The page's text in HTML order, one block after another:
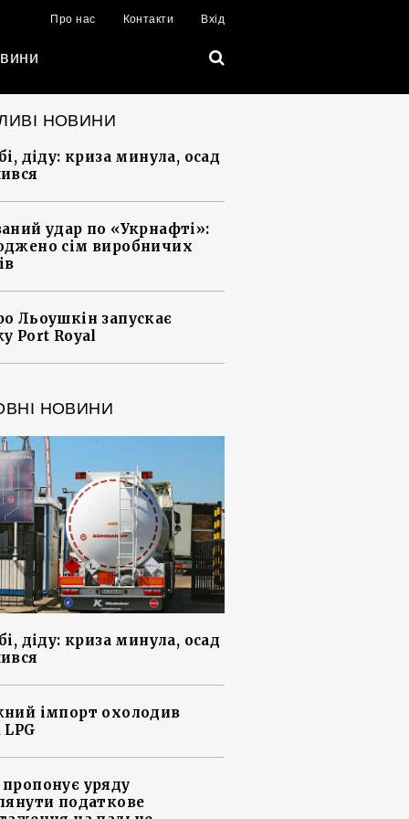
Про нас Контакти Вхід
НОВИНИ
діду: криза минула, осад
удар по «Укрнафті»:
сім виробничих
Льоушкін запускає
Port Royal
НОВИНИ
діду: криза минула, осад
імпорт охолодив
уряду
податкове